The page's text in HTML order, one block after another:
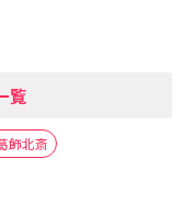
覧
飾北斎